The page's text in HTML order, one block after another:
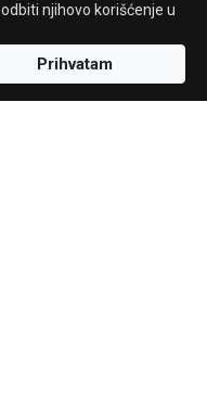
njihovo korišćenje u
Prihvatam